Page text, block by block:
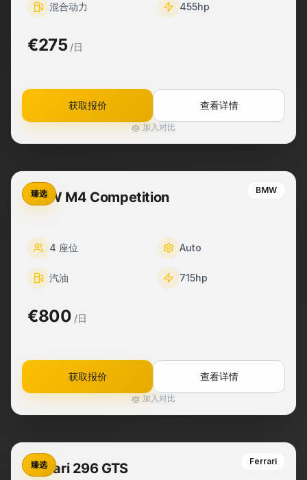
混合动力 455hp
€275 /日
获取报价 查看详情
加入对比
臻选 BMW
BMW M4 Competition
4 座位 Auto
汽油 715hp
€800 /日
获取报价 查看详情
加入对比
臻选 Ferrari
Ferrari 296 GTS